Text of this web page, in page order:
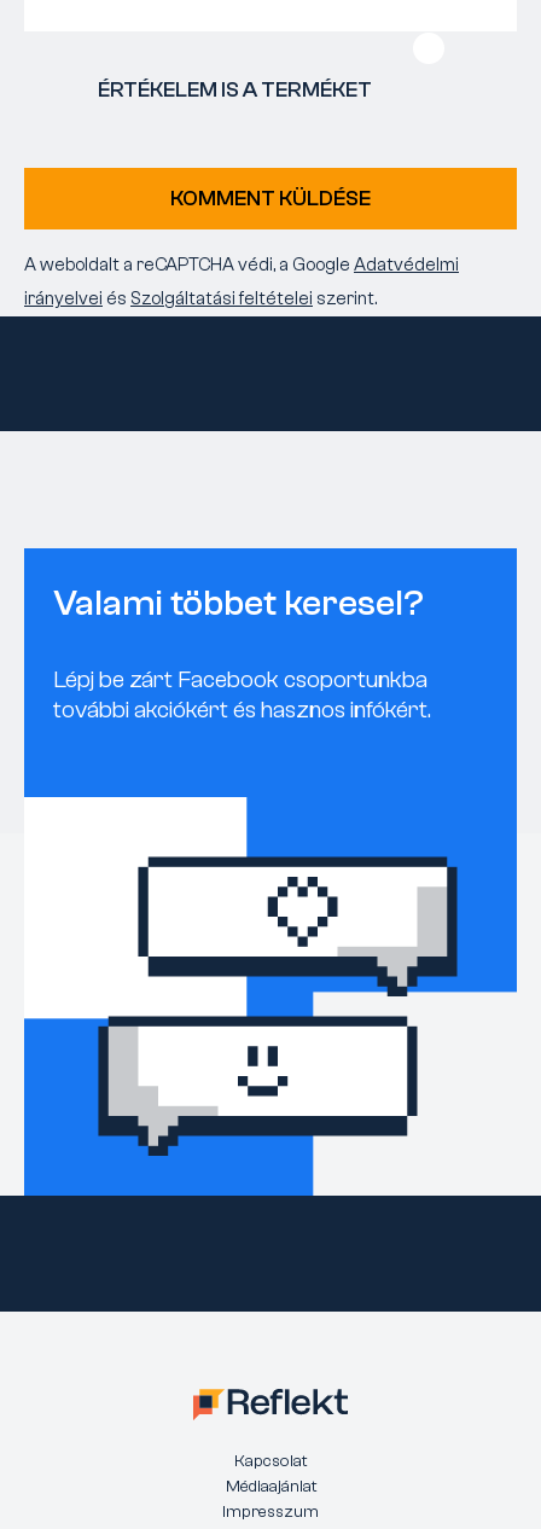
ÉRTÉKELEM IS A TERMÉKET
KOMMENT KÜLDÉSE
A weboldalt a reCAPTCHA védi, a Google Adatvédelmi
irányelvei és Szolgáltatási feltételei szerint.
Valami többet keresel?
Lépj be zárt Facebook csoportunkba
további akciókért és hasznos infókért.
Kapcsolat
Médiaajánlat
Impresszum